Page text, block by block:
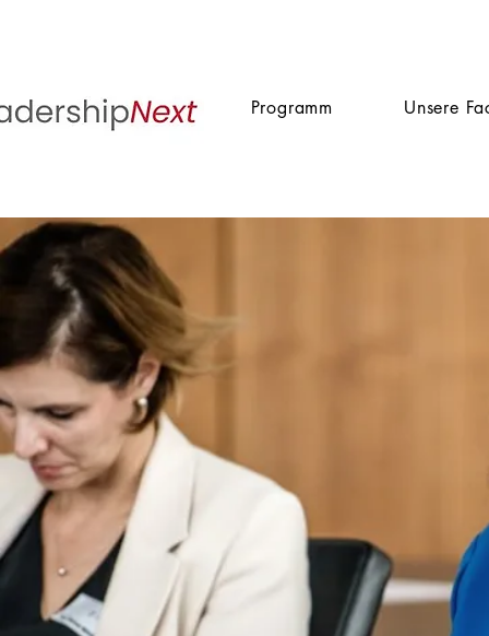
Programm Unsere